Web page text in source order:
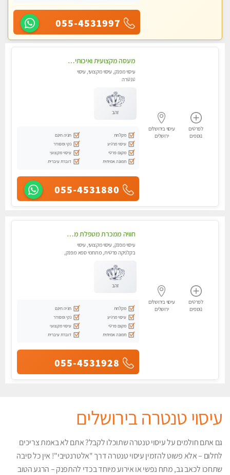
055-4531997
לפרטים
נוספים
עיסוי בירושלים
ירושלים
מעסה מקצועית ואיכותית-ללא מין !!
עיסוי מפנק, עיסוי מקצועי, עיסוי
טנטרה
זהב
מקלחת
חניה חינם
עיסוי מרגיע
נקי ומסודר
מקום פרטי
עיסוי מקצועי
תמונה אמיתית
דוברת עיברית
055-4531880
לפרטים
נוספים
עיסוי בירושלים
ירושלים
חוויה ממכרת מטפלת מהממת לעיסוי טנטרי המשלב בתוכו טכניקות רבות מעולם המזרח.צימר עבר חיטוי
עיסוי מפנק, עיסוי מקצועי, עיסוי
בקלניקה פרטית, מתחמי ספא מפנק,
זהב
מקלחת
חניה חינם
עיסוי מרגיע
נקי ומסודר
מקום פרטי
עיסוי מקצועי
תמונה אמיתית
דוברת עיברית
055-4531928
עיסוי טנטרה בירושלים
גם אתם חולמים על עיסוי טנטרה שתוכלו לקבל? אתם לא באמת צריכים
לחלום – אלא פשוט להזמין עיסוי טנטרה דרך "אלטרנטיבי"! אין כל סיבה
שתחכו לכאב גב, מתח נפשי או אירוע מיוחד בכדי להתפנק – הרגע הטוב